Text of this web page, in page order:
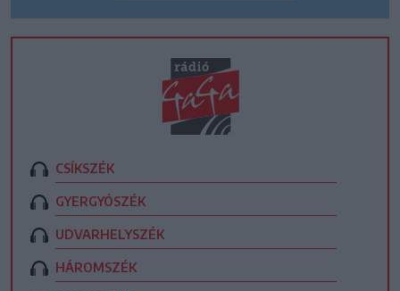
CSÍKSZÉK
GYERGYÓSZÉK
UDVARHELYSZÉK
HÁROMSZÉK